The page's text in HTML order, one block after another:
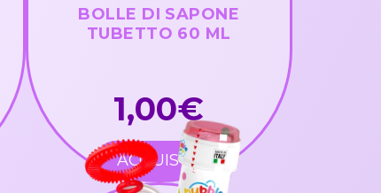
BOLLE DI SAPONE
TUBETTO 60 ML
1,00€
ACQUISTA